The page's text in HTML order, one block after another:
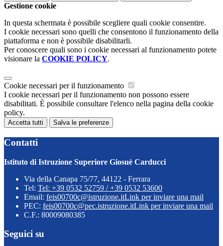
Gestione cookie
In questa schermata è possibile scegliere quali cookie consentire.
I cookie necessari sono quelli che consentono il funzionamento della
piattaforma e non è possibile disabilitarli.
Per conoscere quali sono i cookie necessari al funzionamento potete
visionare la COOKIE POLICY.
Cookie necessari per il funzionamento
I cookie necessari per il funzionamento non possono essere
disabilitati. È possibile consultare l'elenco nella pagina della cookie
policy.
Accetta tutti Salva le preferenze
Contatti
Istituto di Istruzione Superiore Giosuè Carducci
Via della Canapa 75/77, 44122 - Ferrara
Tel: Tel: +39 0532 52759 / +39 0532 53600
Email: feis00700c@istruzione.itLink per inviare una mail
PEC: feis00700c@pec.istruzione.itLink per inviare una mail
C.F.: 80009080385
Seguici su